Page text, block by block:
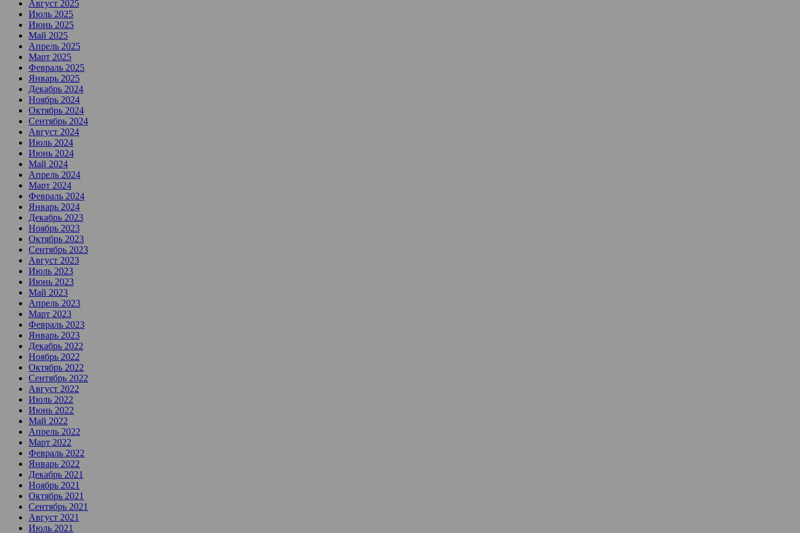
Август 2025
Июль 2025
Июнь 2025
Май 2025
Апрель 2025
Март 2025
Февраль 2025
Январь 2025
Декабрь 2024
Ноябрь 2024
Октябрь 2024
Сентябрь 2024
Август 2024
Июль 2024
Июнь 2024
Май 2024
Апрель 2024
Март 2024
Февраль 2024
Январь 2024
Декабрь 2023
Ноябрь 2023
Октябрь 2023
Сентябрь 2023
Август 2023
Июль 2023
Июнь 2023
Май 2023
Апрель 2023
Март 2023
Февраль 2023
Январь 2023
Декабрь 2022
Ноябрь 2022
Октябрь 2022
Сентябрь 2022
Август 2022
Июль 2022
Июнь 2022
Май 2022
Апрель 2022
Март 2022
Февраль 2022
Январь 2022
Декабрь 2021
Ноябрь 2021
Октябрь 2021
Сентябрь 2021
Август 2021
Июль 2021